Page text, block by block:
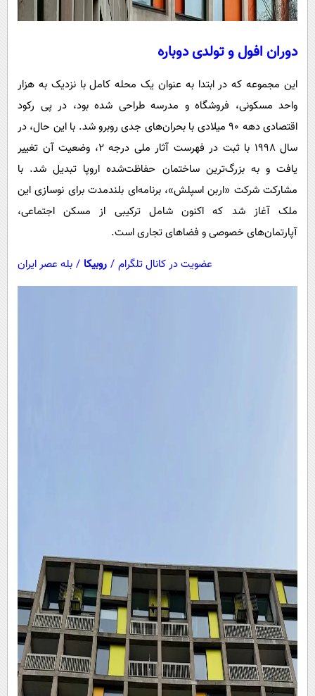
دوران افول و تولدی دوباره
این مجموعه که در ابتدا به عنوان یک محله کامل با نزدیک به هزار
واحد مسکونی، فروشگاه و مدرسه طراحی شده بود، در پی رکود
اقتصادی دهه ۹۰ میلادی با بحران‌های جدی روبرو شد. با این حال، در
سال ۱۹۹۸ با ثبت در فهرست آثار ملی درجه ۲، وضعیت آن تغییر
یافت و به بزرگ‌ترین ساختمان حفاظت‌شده اروپا تبدیل شد. با
مشارکت شرکت «اربن اسپلش»، برنامه‌ای بلندمدت برای نوسازی این
ملک آغاز شد که اکنون شامل ترکیبی از مسکن اجتماعی،
آپارتمان‌های خصوصی و فضاهای تجاری است.
عضویت در کانال تلگرام / روبیکا / بله عصر ایران